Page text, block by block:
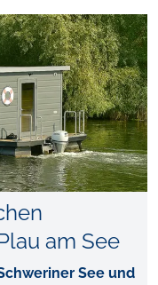
am See
See und